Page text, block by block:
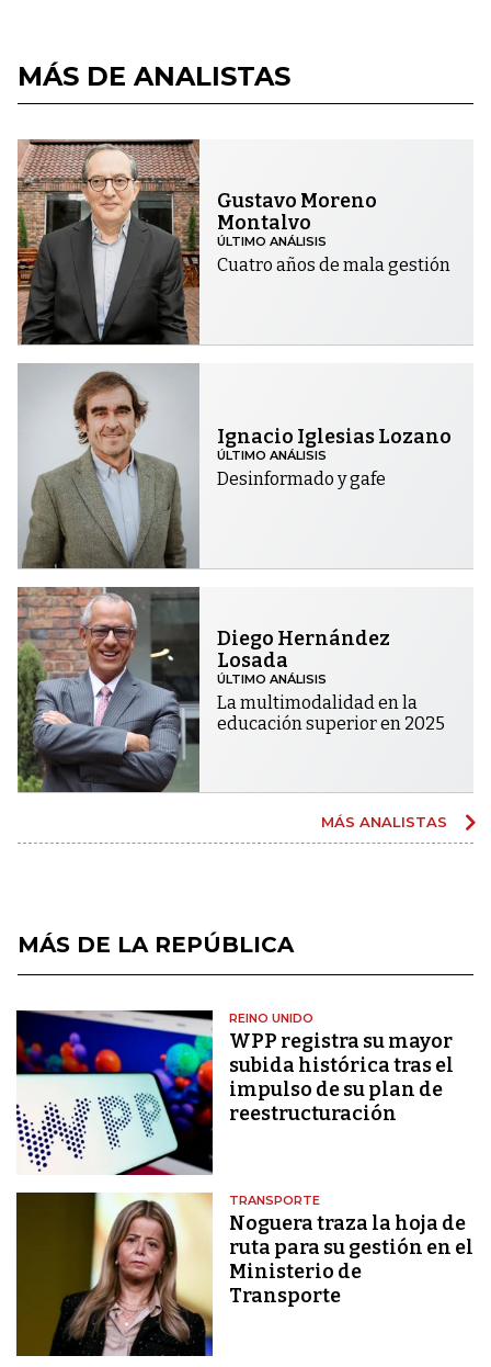
MÁS DE ANALISTAS
Gustavo Moreno
Montalvo
ÚLTIMO ANÁLISIS
Cuatro años de mala gestión
Ignacio Iglesias Lozano
ÚLTIMO ANÁLISIS
Desinformado y gafe
Diego Hernández
Losada
ÚLTIMO ANÁLISIS
La multimodalidad en la
educación superior en 2025
MÁS ANALISTAS
MÁS DE LA REPÚBLICA
REINO UNIDO
WPP registra su mayor
subida histórica tras el
impulso de su plan de
reestructuración
TRANSPORTE
Noguera traza la hoja de
ruta para su gestión en el
Ministerio de
Transporte